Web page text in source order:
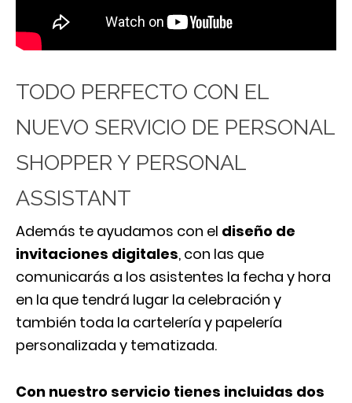
TODO PERFECTO CON EL
NUEVO SERVICIO DE PERSONAL
SHOPPER Y PERSONAL
ASSISTANT
Además te ayudamos con el diseño de
invitaciones digitales, con las que
comunicarás a los asistentes la fecha y hora
en la que tendrá lugar la celebración y
también toda la cartelería y papelería
personalizada y tematizada.
Con nuestro servicio tienes incluidas dos